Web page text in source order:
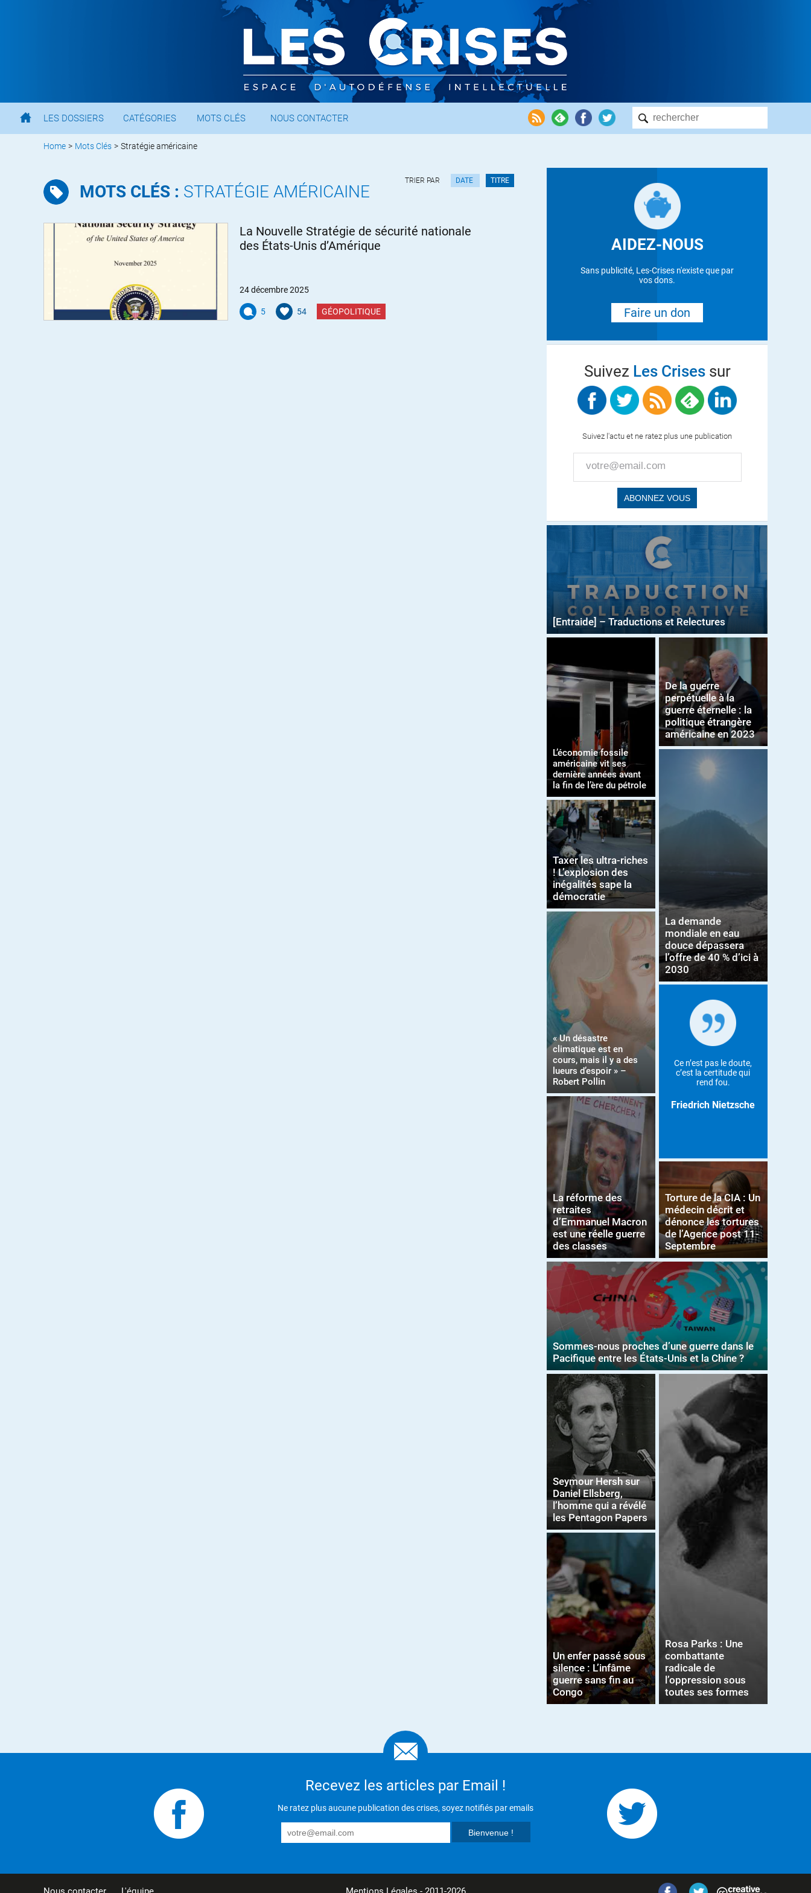
LES DOSSIERS CATÉGORIES MOTS CLÉS NOUS CONTACTER
Home > Mots Clés > Stratégie américaine
MOTS CLÉS : STRATÉGIE AMÉRICAINE
TRIER PAR DATE TITRE
La Nouvelle Stratégie de sécurité nationale
des États-Unis d’Amérique
24 décembre 2025
5 54 GÉOPOLITIQUE
AIDEZ-NOUS
Sans publicité, Les-Crises n'existe que par
vos dons.
Faire un don
Suivez Les Crisessur
Suivez l'actu et ne ratez plus une publication
[Entraide] – Traductions et Relectures
L’économie fossile
américaine vit ses
dernière années avant
la fin de l’ère du pétrole
Taxer les ultra-riches
! L’explosion des
inégalités sape la
démocratie
« Un désastre
climatique est en
cours, mais il y a des
lueurs d’espoir » –
Robert Pollin
La réforme des
retraites
d’Emmanuel Macron
est une réelle guerre
des classes
De la guerre
perpétuelle à la
guerre éternelle : la
politique étrangère
américaine en 2023
La demande
mondiale en eau
douce dépassera
l’offre de 40 % d’ici à
2030
Ce n’est pas le doute,
c’est la certitude qui
rend fou.
Friedrich Nietzsche
Torture de la CIA : Un
médecin décrit et
dénonce les tortures
de l’Agence post 11-
Septembre
Sommes-nous proches d’une guerre dans le
Pacifique entre les États-Unis et la Chine ?
Seymour Hersh sur
Daniel Ellsberg,
l’homme qui a révélé
les Pentagon Papers
Un enfer passé sous
silence : L’infâme
guerre sans fin au
Congo
Rosa Parks : Une
combattante
radicale de
l’oppression sous
toutes ses formes
Recevez les articles par Email !
Ne ratez plus aucune publication des crises, soyez notifiés par emails